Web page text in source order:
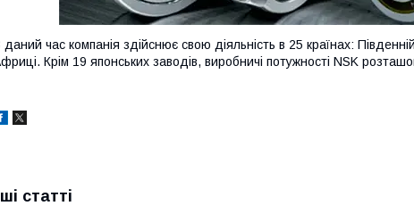
даний час компанія здійснює свою діяльність в 25 країнах: Південній
Крім 19 японських заводів, виробничі потужності NSK
статті